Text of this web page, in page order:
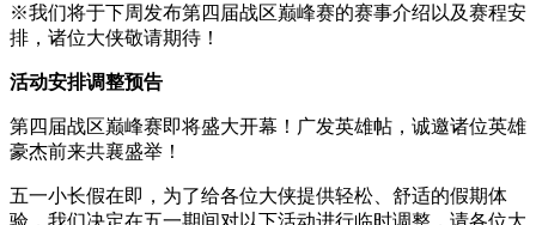
※我们将于下周发布第四届战区巅峰赛的赛事介绍以及赛程安
排，诸位大侠敬请期待！
活动安排调整预告
第四届战区巅峰赛即将盛大开幕！广发英雄帖，诚邀诸位英雄
豪杰前来共襄盛举！
五一小长假在即，为了给各位大侠提供轻松、舒适的假期体
验，我们决定在五一期间对以下活动进行临时调整，请各位大